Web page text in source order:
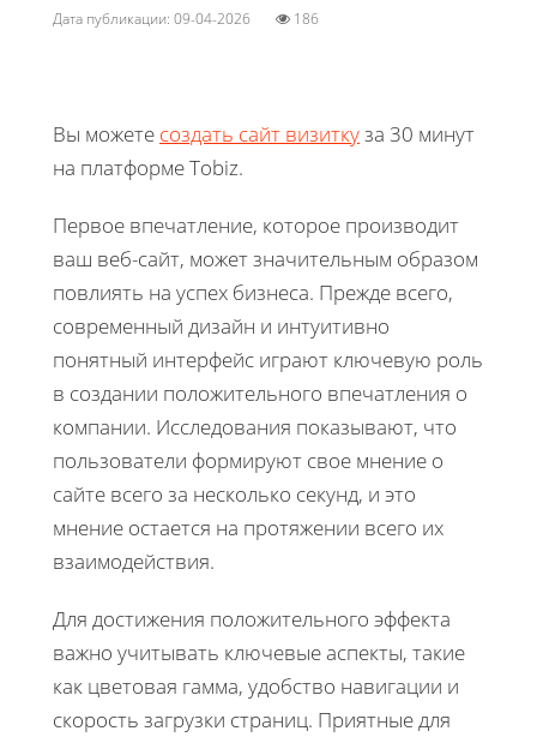
Дата публикации: 09-04-2026 186
Вы можете создать сайт визиткуза 30 минут
на платформе Tobiz.
Первое впечатление, которое производит
ваш веб-сайт, может значительным образом
повлиять на успех бизнеса. Прежде всего,
современный дизайн и интуитивно
понятный интерфейс играют ключевую роль
в создании положительного впечатления о
компании. Исследования показывают, что
пользователи формируют свое мнение о
сайте всего за несколько секунд, и это
мнение остается на протяжении всего их
взаимодействия.
Для достижения положительного эффекта
важно учитывать ключевые аспекты, такие
как цветовая гамма, удобство навигации и
скорость загрузки страниц. Приятные для